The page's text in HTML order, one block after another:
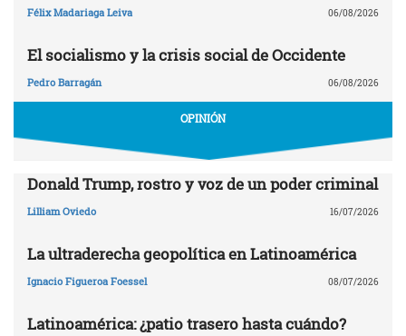
Félix Madariaga Leiva 06/08/2026
El socialismo y la crisis social de Occidente
Pedro Barragán 06/08/2026
OPINIÓN
Donald Trump, rostro y voz de un poder criminal
Lilliam Oviedo 16/07/2026
La ultraderecha geopolítica en Latinoamérica
Ignacio Figueroa Foessel 08/07/2026
Latinoamérica: ¿patio trasero hasta cuándo?